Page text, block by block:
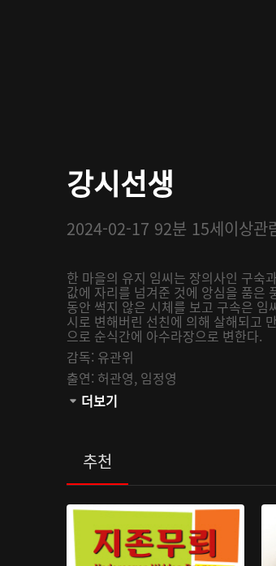
강시선생
2024-02-17 92분 15세이상관
한 마을의 유지 임씨는 장의사인 구숙
값에 자리를 넘겨준 것에 앙심을 품은
동안 썩지 않은 시체를 보고 구속은
시로 변해버린 선친에 의해 살해되고
으로 순식간에 아수라장으로 변한다.
감독: 유관위
출연: 허관영, 임정영
관람등급:
더보기
추천